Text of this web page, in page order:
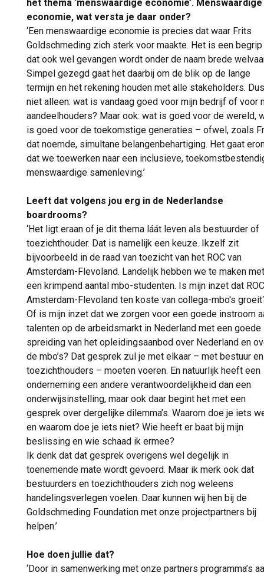
het thema ‘menswaardige economie’. Menswaardige
economie, wat versta je daar onder?
‘Een menswaardige economie is precies dat waar Frits
Goldschmeding zich sterk voor maakte. Het is een begrip
dat ook wel gevangen wordt onder de naam brede
Simpel gezegd gaat het daarbij om de blik op de lange
termijn en het rekening houden met alle stakeholders. Dus
niet alleen: wat is vandaag goed voor mijn bedrijf of voor
aandeelhouders? Maar ook: wat is goed voor de wereld,
is goed voor de toekomstige generaties – ofwel, zoals
dat noemde, simultane belangenbehartiging. Het gaat
dat we toewerken naar een inclusieve,
menswaardige samenleving.’
Leeft dat volgens jou erg in de Nederlandse
boardrooms?
‘Het ligt eraan of je dit thema láát leven als bestuurder of
toezichthouder. Dat is namelijk een keuze. Ikzelf zit
bijvoorbeeld in de raad van toezicht van het ROC van
Amsterdam-Flevoland. Landelijk hebben we te maken met
een krimpend aantal mbo-studenten. Is mijn inzet dat ROC
Amsterdam-Flevoland ten koste van collega-mbo's
Of is mijn inzet dat we zorgen voor een goede instroom
talenten op de arbeidsmarkt in Nederland met een goede
spreiding van het opleidingsaanbod over Nederland en
de mbo’s? Dat gesprek zul je met elkaar – met bestuur en
toezichthouders – moeten voeren. En natuurlijk heeft een
onderneming een andere verantwoordelijkheid dan een
onderwijsinstelling, maar ook daar begint het met een
gesprek over dergelijke dilemma’s. Waarom doe je iets
en waarom doe je iets niet? Wie heeft er baat bij mijn
beslissing en wie schaad ik ermee?
Ik denk dat dat gesprek overigens wel degelijk in
toenemende mate wordt gevoerd. Maar ik merk ook dat
bestuurders en toezichthouders zich nog weleens
handelingsverlegen voelen. Daar kunnen wij hen bij de
Goldschmeding Foundation met onze projectpartners bij
helpen.’
Hoe doen jullie dat?
‘Door in samenwerking met onze partners programma’s